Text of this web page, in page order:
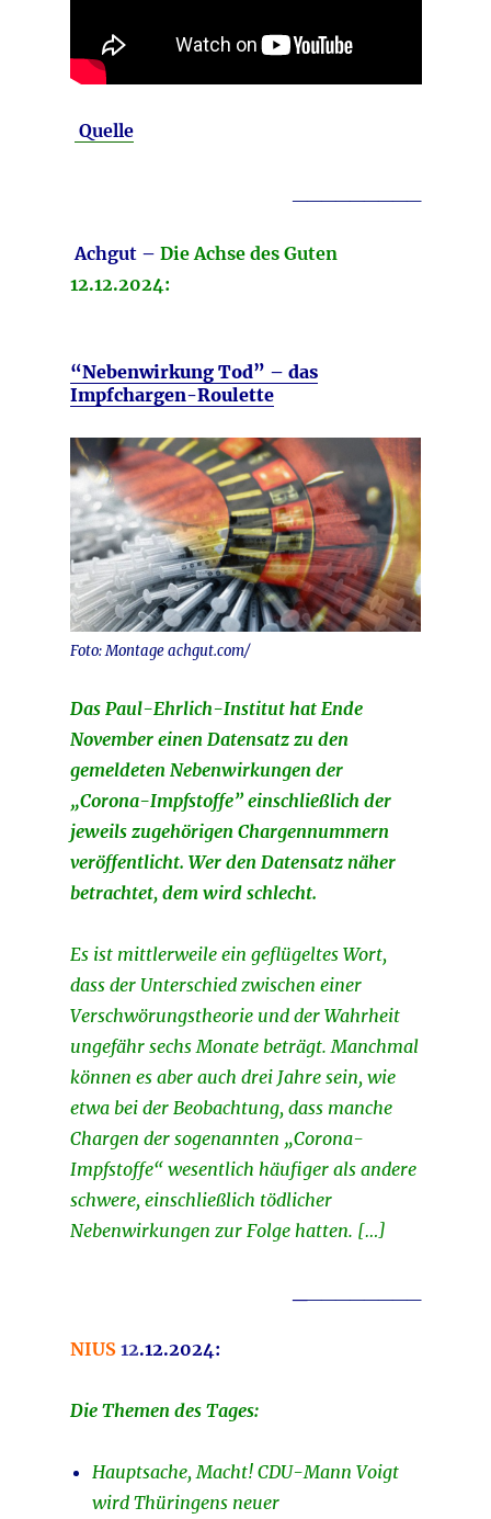
Quelle
Achgut – Die Achse des Guten
12.12.2024:
“Nebenwirkung Tod” – das
Impfchargen-Roulette
Foto: Montage achgut.com/
Das Paul-Ehrlich-Institut hat Ende
November einen Datensatz zu den
gemeldeten Nebenwirkungen der
„Corona-Impfstoffe” einschließlich der
jeweils zugehörigen Chargennummern
veröffentlicht. Wer den Datensatz näher
betrachtet, dem wird schlecht.
Es ist mittlerweile ein geflügeltes Wort,
dass der Unterschied zwischen einer
Verschwörungstheorie und der Wahrheit
ungefähr sechs Monate beträgt. Manchmal
können es aber auch drei Jahre sein, wie
etwa bei der Beobachtung, dass manche
Chargen der sogenannten „Corona-
Impfstoffe“ wesentlich häufiger als andere
schwere, einschließlich tödlicher
Nebenwirkungen zur Folge hatten. […]
NIUS 12.12.2024:
Die Themen des Tages:
Hauptsache, Macht! CDU-Mann Voigt
wird Thüringens neuer